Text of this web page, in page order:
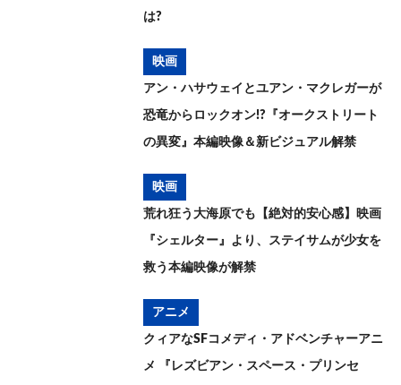
は?
映画
アン・ハサウェイとユアン・マクレガーが
恐竜からロックオン!?『オークストリート
の異変』本編映像＆新ビジュアル解禁
映画
荒れ狂う大海原でも【絶対的安心感】映画
『シェルター』より、ステイサムが少女を
救う本編映像が解禁
アニメ
クィアなSFコメディ・アドベンチャーアニ
メ 『レズビアン・スペース・プリンセ